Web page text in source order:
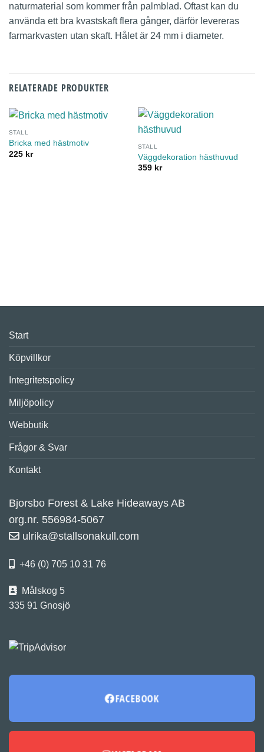
naturmaterial som kommer från palmblad. Oftast kan du
använda ett bra kvastskaft flera gånger, därför levereras
farmarkvasten utan skaft. Hålet är 24 mm i diameter.
RELATERADE PRODUKTER
STALL
Bricka med hästmotiv
225 kr
STALL
Väggdekoration hästhuvud
359 kr
Start
Köpvillkor
Integritetspolicy
Miljöpolicy
Webbutik
Frågor & Svar
Kontakt
Bjorsbo Forest & Lake Hideaways AB
org.nr. 556984-5067
ulrika@stallsonakull.com
+46 (0) 705 10 31 76
Målskog 5
335 91 Gnosjö
FACEBOOK